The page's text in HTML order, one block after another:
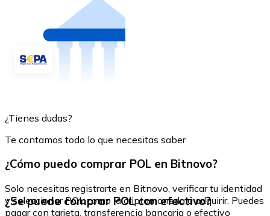
¿Tienes dudas?
Te contamos todo lo que necesitas saber
¿Cómo puedo comprar POL en Bitnovo?
Solo necesitas registrarte en Bitnovo, verificar tu identidad
y seleccionar POL como la criptomoneda a adquirir. Puedes
pagar con tarjeta, transferencia bancaria o efectivo
¿Se puede comprar POL con efectivo?